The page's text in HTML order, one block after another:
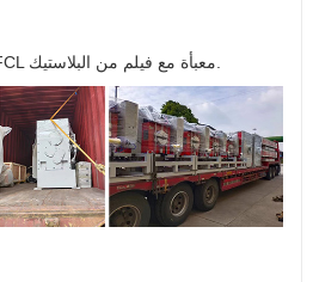
معبأة في woodenbox س FCL معبأة مع فيلم من البلاستيك.